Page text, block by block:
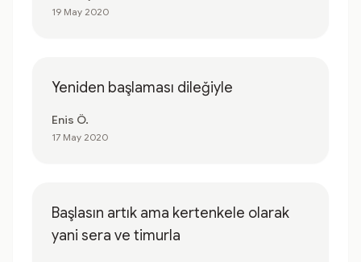
19 May 2020
Yeniden başlaması dileğiyle
Enis Ö.
17 May 2020
Başlasın artık ama kertenkele olarak
yani sera ve timurla